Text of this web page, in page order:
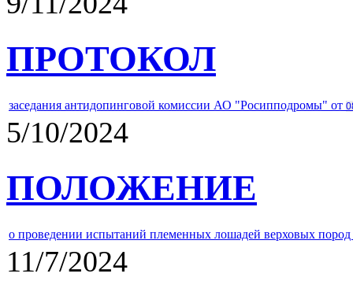
ПРОТОКОЛ
заседания антидопинговой комиссии АО "Росипподромы" от
5/10/2024
ПОЛОЖЕНИЕ
о проведении испытаний племенных лошадей верховых
11/7/2024